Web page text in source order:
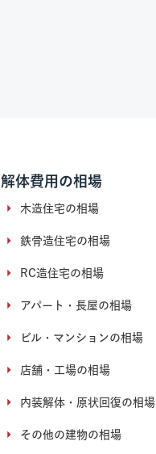
解体費用の相場
木造住宅の相場
鉄骨造住宅の相場
RC造住宅の相場
アパート・長屋の相場
ビル・マンションの相場
店舗・工場の相場
内装解体・原状回復の相場
その他の建物の相場